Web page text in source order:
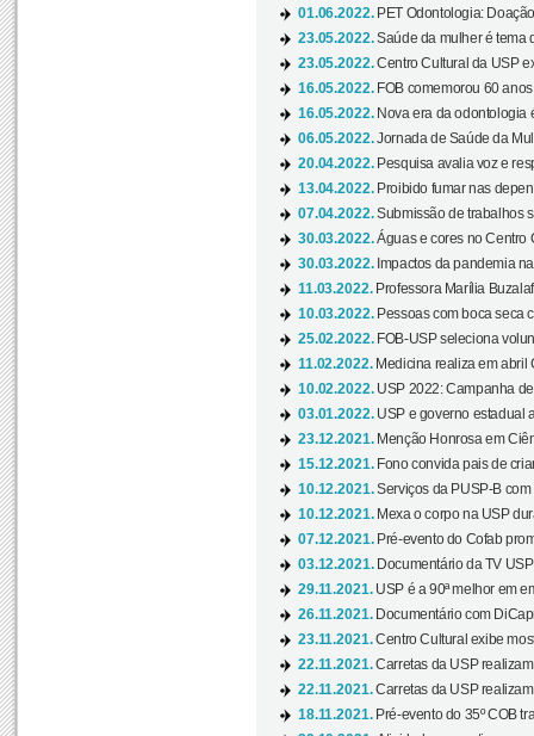
01.06.2022. PET Odontologia:
23.05.2022.Saúde da mulher é tema
23.05.2022.Centro Cultural da USP
16.05.2022. FOB comemorou 60
16.05.2022. Nova era da odontologia
06.05.2022.Jornada de Saúde da
20.04.2022. Pesquisa avalia voz e
13.04.2022. Proibido fumar nas
07.04.2022.Submissão de trabalhos
30.03.2022.Águas e cores no Centro
30.03.2022. Impactos da pandemia
11.03.2022. Professora Marília
10.03.2022. Pessoas com boca seca
25.02.2022. FOB-USP seleciona
11.02.2022. Medicina realiza em abril
10.02.2022. USP 2022: Campanha
03.01.2022. USP e governo estadual
23.12.2021. Menção Honrosa em
15.12.2021. Fono convida pais de
10.12.2021.Serviços da PUSP-B
10.12.2021. Mexa o corpo na USP
07.12.2021. Pré-evento do Cofab
03.12.2021. Documentário da TV
29.11.2021. USP é a 90ª melhor em
26.11.2021. Documentário com
23.11.2021.Centro Cultural exibe
22.11.2021.Carretas da USP
22.11.2021.Carretas da USP
18.11.2021. Pré-evento do 35º COB